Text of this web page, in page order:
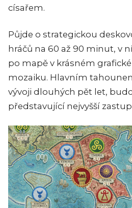
císařem.
Půjde o strategickou
hráčů na 60 až 90 minut, v
po mapě v krásném
mozaiku. Hlavním
vývoji dlouhých pět let,
představující nejvyšší